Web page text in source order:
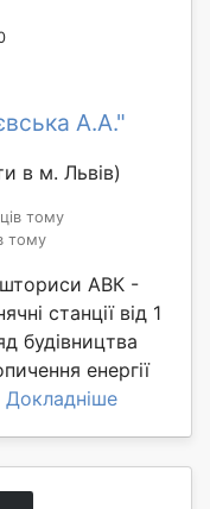
А.А."
в м. Львів)
тому
тому
АВК -
станції від 1
будівництва
енергії
Докладніше